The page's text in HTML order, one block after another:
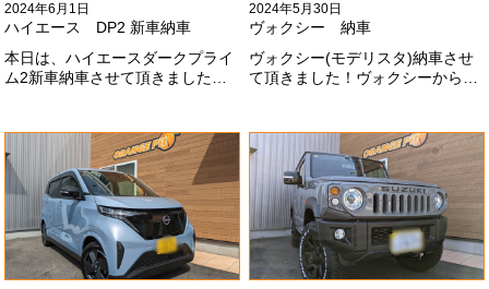
2024年6月1日
ハイエース DP2 新車納車
本日は、ハイエースダークプライ
ム2新車納車させて頂きました！
ました#x1f60a;
2024年5月30日
ヴォクシー 納車
ヴォクシー(モデリスタ)納車させ
て頂きました！ヴォクシーからヴ
利用頂きありがとうございます
#x1f60a;